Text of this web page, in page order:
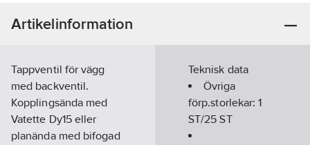
Artikelinformation
Tappventil för vägg
med backventil.
Kopplingsända med
Vatette Dy15 eller
planända med bifogad
Teknisk data
Övriga
förp.storlekar:1
ST/25 ST